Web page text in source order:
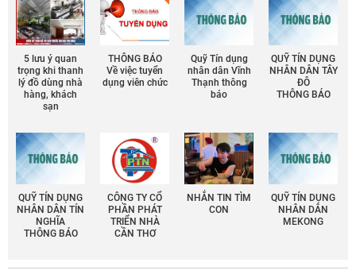
5 lưu ý quan
trọng khi thanh
lý đồ dùng nhà
hàng, khách
sạn
THÔNG BÁO
Về việc tuyển
dụng viên chức
Quỹ Tín dụng
nhân dân Vĩnh
Thạnh thông
báo
QUỸ TÍN DỤNG
NHÂN DÂN TÂY
ĐÔ
THÔNG BÁO
QUỸ TÍN DỤNG
NHÂN DÂN TÍN
NGHĨA
THÔNG BÁO
CÔNG TY CỔ
PHẦN PHÁT
TRIỂN NHÀ
CẦN THƠ
NHẮN TIN TÌM
CON
QUỸ TÍN DỤNG
NHÂN DÂN
MEKONG